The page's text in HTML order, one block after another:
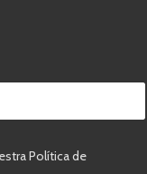
Política de